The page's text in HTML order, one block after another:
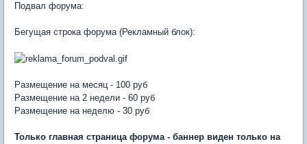
Подвал форума:
Бегущая строка форума (Рекламный блок):
Размещение на месяц - 100 руб
Размещение на 2 недели - 60 руб
Размещение на неделю - 30 руб
Только главная страница форума - баннер виден только на